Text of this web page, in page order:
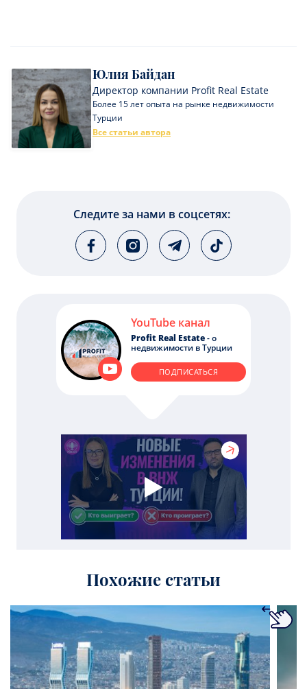
Юлия Байдан
Директор компании Profit Real Estate
Более 15 лет опыта на рынке недвижимости
Турции
Все статьи автора
Следите за нами в соцсетях:
YouTube канал
Profit Real Estate- о
недвижимости в Турции
ПОДПИСАТЬСЯ
Похожие статьи